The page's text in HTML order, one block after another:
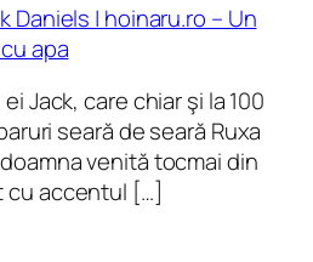
Daniels | hoinaru.ro – Un
apa
Jack, care chiar şi la 100
seară de seară Ruxa
venită tocmai din
accentul […]